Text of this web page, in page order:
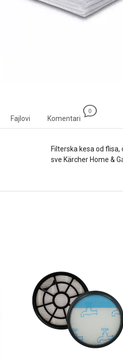
Fajlovi Komentari
0
Filterska kesa od
sve Kärcher Home &